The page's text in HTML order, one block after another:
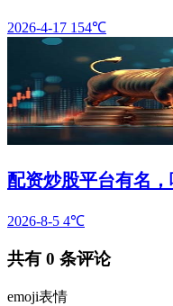
2026-4-17 154℃
配资炒股平台有名
2026-8-5 4℃
共有 0 条评论
emoji表情